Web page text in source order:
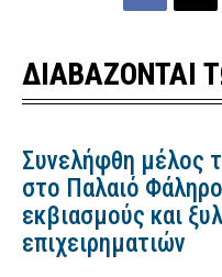
ΔΙΑΒΑΖΟΝΤΑΙ
Συνελήφθη μέλος
στο Παλαιό
εκβιασμούς και
επιχειρηματιών